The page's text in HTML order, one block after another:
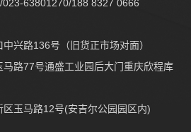
63801270/188 8327 0666
兴路136号（旧货正市场对面）
路77号通盛工业园后大门重庆欣程库
玉马路12号(安吉尔公园园区内)